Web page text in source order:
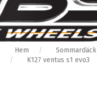
Hem Sommardäck
K127 ventus s1 evo3